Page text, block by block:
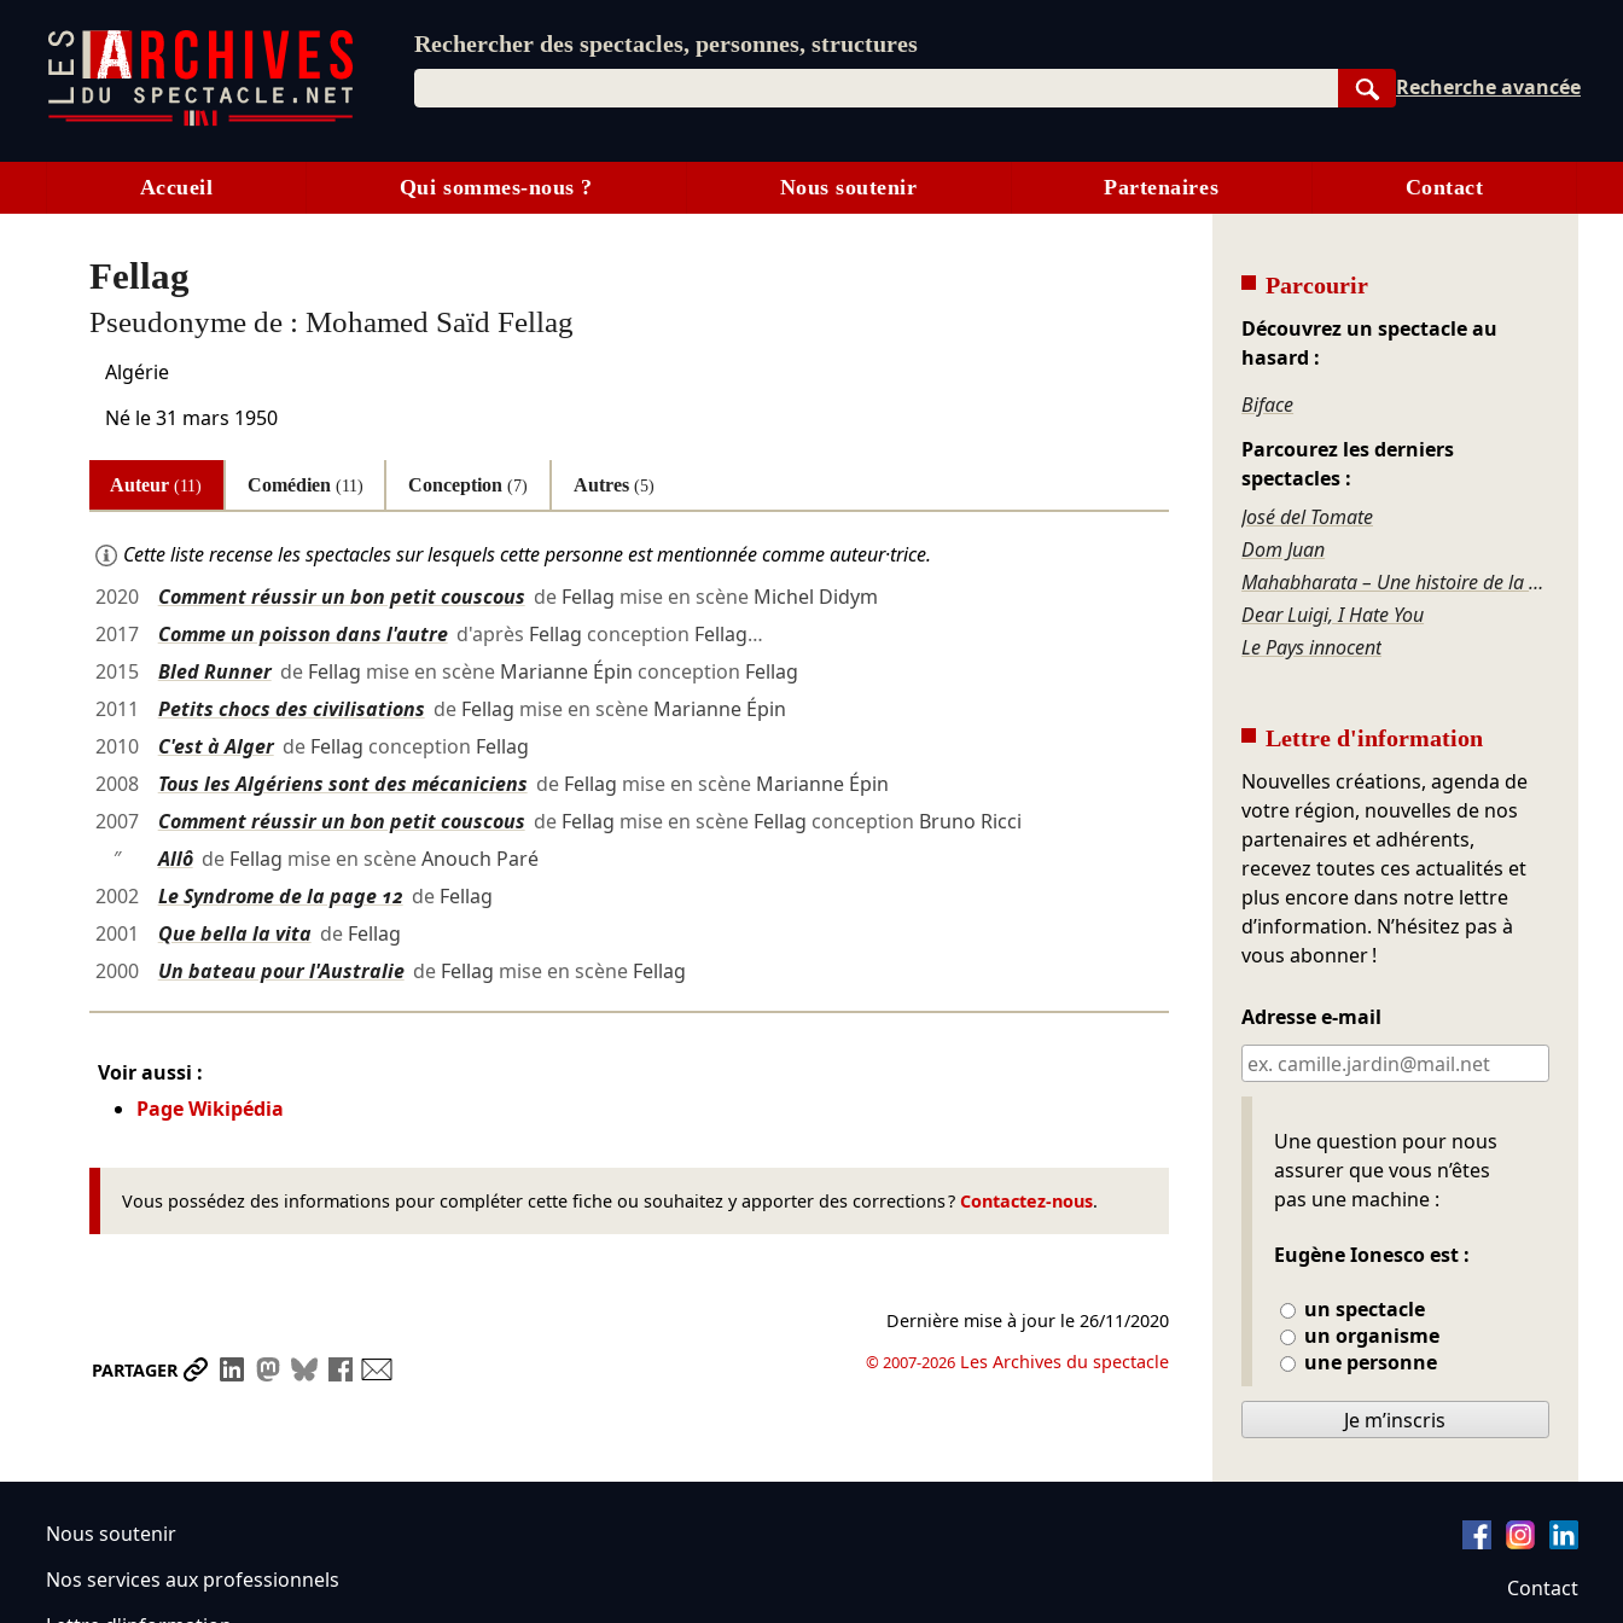
Rechercher des spectacles, personnes, structures
Rechercher
Recherche avancée
Accueil Qui sommes-nous ? Nous soutenir Partenaires Contact
Fellag
Pseudonyme de : Mohamed Saïd Fellag
Algérie
Né le31 mars 1950
Auteur(11) Comédien (11) Conception(7) Autres (5)
Cette liste recense les spectacles sur lesquels cette personne est mentionnée comme auteur·trice.
2020
Comment réussir un bon petit couscous de Fellag mise en scène Michel Didym
2017
Comme un poisson dans l'autred'après Fellag conception Fellag…
2015
Bled Runnerde Fellag mise en scène Marianne Épin conception Fellag
2011
Petits chocs des civilisations de Fellag mise en scène Marianne Épin
2010
C'est à Algerde Fellag conception Fellag
2008
Tous les Algériens sont des mécaniciens de Fellag mise en scène Marianne Épin
2007
Comment réussir un bon petit couscous de Fellag mise en scène Fellag conception Bruno Ricci
″
Allôde Fellag mise en scèneAnouch Paré
2002
Le Syndrome de la page 12 de Fellag
2001
Que bella la vitade Fellag
2000
Un bateau pour l'Australiede Fellag mise en scène Fellag
Voir aussi :
Page Wikipédia
Vous possédez des informations pour compléter cette fiche ou souhaitez y apporter des corrections ? Contactez-nous.
PARTAGER Partager le lien
Partager sur LinkedIn
Partager sur Mastodon
Partager sur Bluesky
Partager sur Facebook
Dernière mise à jour le26/11/2020
© 2007-2026 Les Archives du spectacle
Parcourir
Découvrez un spectacle au
hasard :
Biface
Parcourez les derniers
spectacles :
José del Tomate
Dom Juan
Mahabharata – Une histoire de la violence
Dear Luigi, I Hate You
Le Pays innocent
Lettre d'information
Nouvelles créations, agenda de
votre région, nouvelles de nos
partenaires et adhérents,
recevez toutes ces actualités et
plus encore dans notre lettre
d’information. N’hésitez pas à
vous abonner !
Adresse e-mail
Une question pour nous
assurer que vous n’êtes
pas une machine :
Eugène Ionesco est :
un spectacle
un organisme
une personne
Ne pas remplir
Je m’inscris
Nous soutenir
Nos services aux professionnels
Contact